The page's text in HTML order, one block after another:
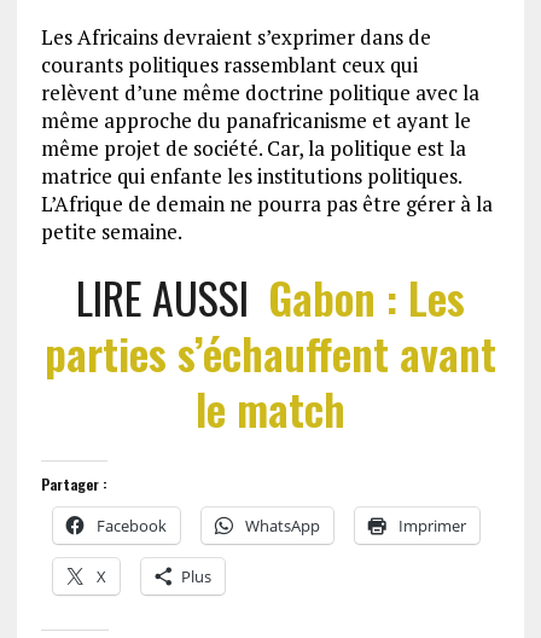
Les Africains devraient s’exprimer dans de
courants politiques rassemblant ceux qui
relèvent d’une même doctrine politique avec la
même approche du panafricanisme et ayant le
même projet de société. Car, la politique est la
matrice qui enfante les institutions politiques.
L’Afrique de demain ne pourra pas être gérer à la
petite semaine.
LIRE AUSSI Gabon : Les
parties s’échauffent avant
le match
Partager :
Facebook WhatsApp Imprimer
X Plus